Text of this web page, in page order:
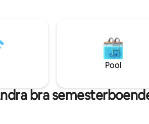
Ordnat
en helt
Pool
bra